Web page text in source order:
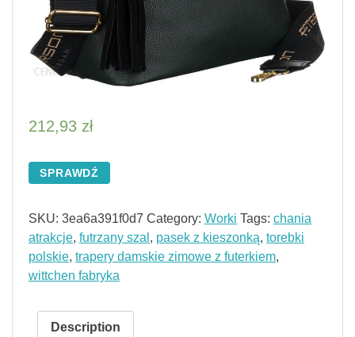
212,93 zł
SPRAWDŹ
SKU: 3ea6a391f0d7 Category: Worki Tags: chania
atrakcje, futrzany szal , pasek z kieszonką, torebki
polskie, trapery damskie zimowe z futerkiem,
wittchen fabryka
Description